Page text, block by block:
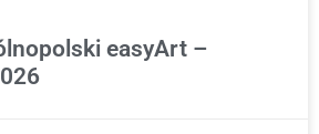
easyArt –